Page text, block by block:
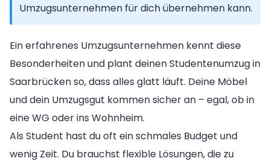
Umzugsunternehmen für dich übernehmen kann.
Ein erfahrenes Umzugsunternehmen kennt diese
Besonderheiten und plant deinen Studentenumzug in
Saarbrücken so, dass alles glatt läuft. Deine Möbel
und dein Umzugsgut kommen sicher an – egal, ob in
eine WG oder ins Wohnheim.
Als Student hast du oft ein schmales Budget und
wenig Zeit. Du brauchst flexible Lösungen, die zu